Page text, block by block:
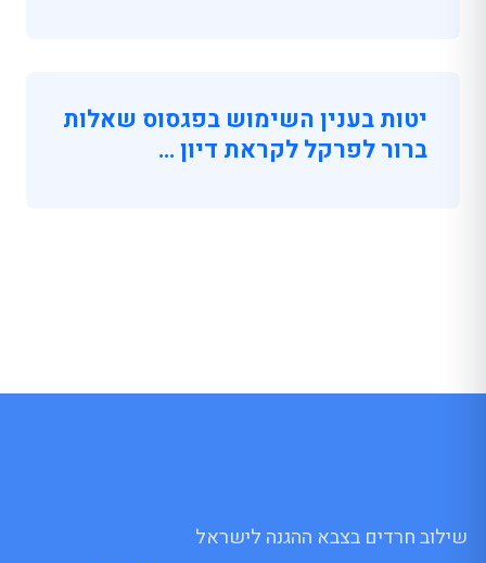
יטות בענין השימוש בפגסוס שאלות
ברור לפרקל לקראת דיון …
שילוב חרדים בצבא ההגנה לישראל